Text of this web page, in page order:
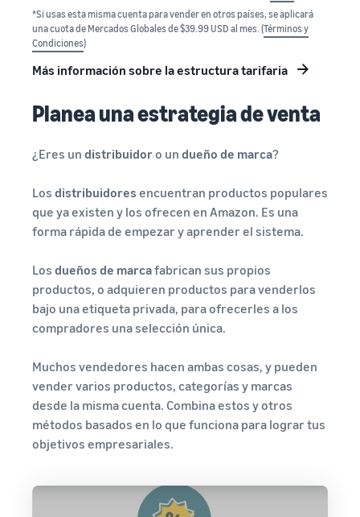
*Si usas esta misma cuenta para vender en otros países, se aplicará
una cuota de Mercados Globales de $39.99 USD al mes. (Términos y
Condiciones)
Más información sobre la estructura tarifaria
Planea una estrategia de venta
¿Eres un distribuidoro un dueño de marca?
Los distribuidores encuentran productos populares
que ya existen y los ofrecen en Amazon. Es una
forma rápida de empezar y aprender el sistema.
Los dueños de marcafabrican sus propios
productos, o adquieren productos para venderlos
bajo una etiqueta privada, para ofrecerles a los
compradores una selección única.
Muchos vendedores hacen ambas cosas, y pueden
vender varios productos, categorías y marcas
desde la misma cuenta. Combina estos y otros
métodos basados en lo que funciona para lograr tus
objetivos empresariales.